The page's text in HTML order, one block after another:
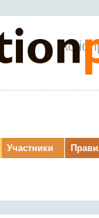
Участники